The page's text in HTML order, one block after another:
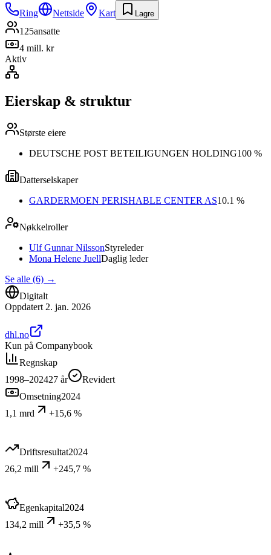
Ring
Nettside Kart Lagre
125ansatte
4 mill. kr
Aktiv
Eierskap & struktur
Største eiere
DEUTSCHE POST BETEILIGUNGEN HOLDING100 %
Datterselskaper
GARDERMOEN PERISHABLE CENTER AS10.1 %
Nøkkelroller
Ulf Gunnar NilssonStyreleder
Mona Helene JuellDaglig leder
Se alle (6) →
Digitalt
Oppdatert 2. jan. 2026
dhl.no
Kun på Companybook
Regnskap
1998–202427 år
Revidert
Omsetning2024
1,1 mrd
+15,6 %
Driftsresultat2024
26,2 mill
+245,7 %
Egenkapital2024
134,2 mill
+35,5 %